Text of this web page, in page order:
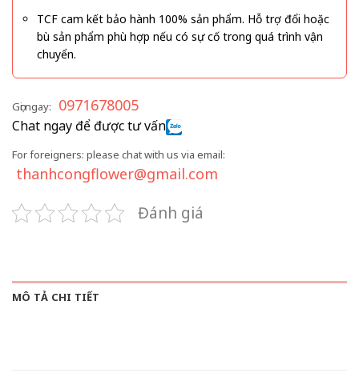
TCF cam kết bảo hành 100% sản phẩm. Hỗ trợ đổi hoặc
bù sản phẩm phù hợp nếu có sự cố trong quá trình vận
chuyển.
Gọi ngay: 0971678005
Chat ngay để được tư vấn
For foreigners: please chat with us via email:
thanhcongflower@gmail.com
Đánh giá
MÔ TẢ CHI TIẾT